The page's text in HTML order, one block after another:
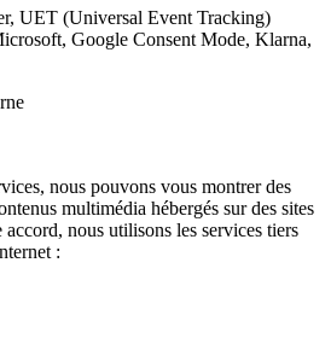
UET (Universal Event Tracking)
Google Consent Mode, Klarna,
nous pouvons vous montrer des
multimédia hébergés sur des sites
nous utilisons les services tiers
: